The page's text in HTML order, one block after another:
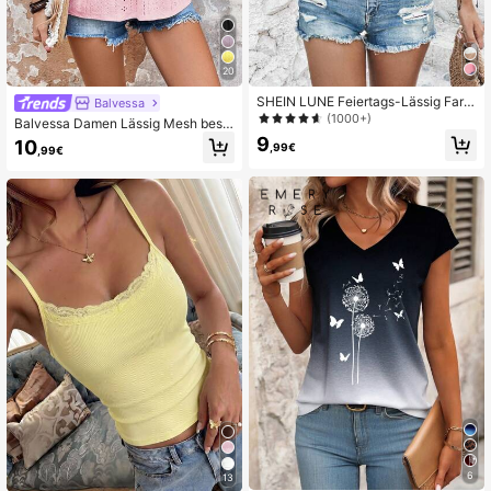
4,75 336K Follower
20
Balvessa
Balvessa Damen Lässig Mesh besti
cktes Träger-Top
10 ,99€
13
SHEIN LUNE Feiertags-Lässig Farb
block gestreifte Trägerhemd Grafik
(1000+)
9,99€
6